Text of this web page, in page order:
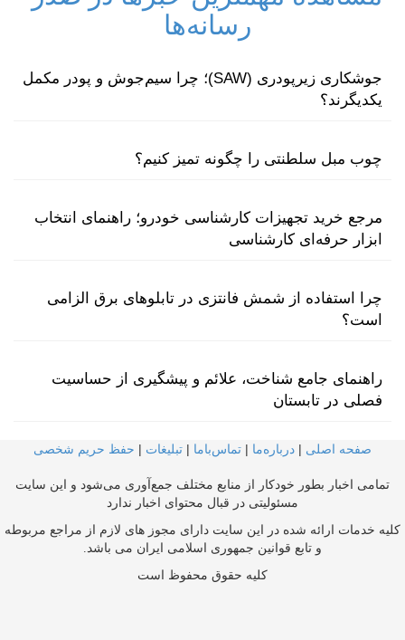
رسانه‌ها
جوشکاری زیرپودری (SAW)؛ چرا سیم‌جوش و پودر مکمل
یکدیگرند؟
چوب مبل سلطنتی را چگونه تمیز کنیم؟
مرجع خرید تجهیزات کارشناسی خودرو؛ راهنمای انتخاب
ابزار حرفه‌ای کارشناسی
چرا استفاده از شمش فانتزی در تابلوهای برق الزامی
است؟
راهنمای جامع شناخت، علائم و پیشگیری از حساسیت
فصلی در تابستان
صفحه اصلی | درباره‌ما | تماس‌با‌ما | تبلیغات | حفظ حریم شخصی
تمامی اخبار بطور خودکار از منابع مختلف جمع‌آوری می‌شود و این سایت
مسئولیتی در قبال محتوای اخبار ندارد
کلیه خدمات ارائه شده در این سایت دارای مجوز های لازم از مراجع مربوطه
و تابع قوانین جمهوری اسلامی ایران می باشد.
کلیه حقوق محفوظ است